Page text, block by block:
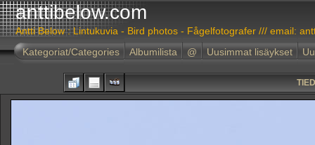
anttibelow.com
Antti Below : Lintukuvia - Bird photos - Fågelfotografer /// email:
Kategoriat/Categories
Albumilista @ Uusimmat lisäykset